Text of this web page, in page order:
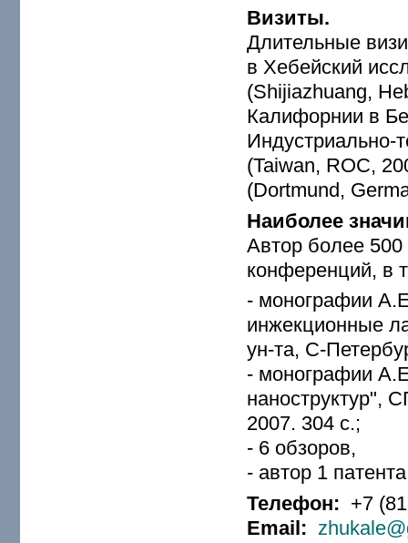
Визиты.
Длительные
в Хебейский
(Shijiazhuang,
Калифорнии в
Индустриально-
(Taiwan, ROC,
(Dortmund,
Наиболее
Автор более 500
конференций, в
- монографии
инжекционные
ун-та, С-
- монографии
наноструктур",
2007. 304 с.;
- 6 обзоров,
- автор 1
Телефон: +7
Email: